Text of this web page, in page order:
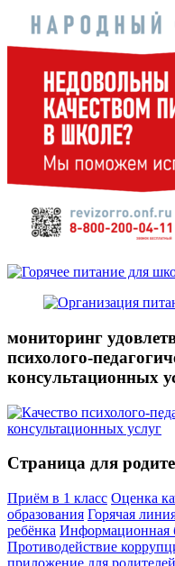
мониторинг
психолого-
консультационных
Страница для
Приём в 1 класс Оценка
образования Горячая
ребёнка Информационная
Противодействие